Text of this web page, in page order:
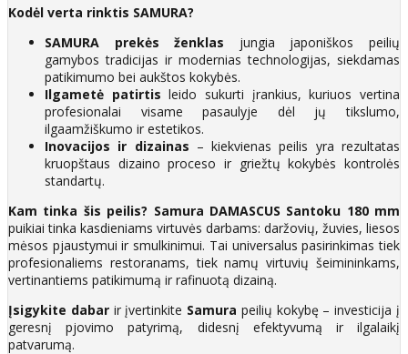
Kodėl verta rinktis SAMURA?
SAMURA prekės ženklas jungia japoniškos peilių
gamybos tradicijas ir modernias technologijas, siekdamas
patikimumo bei aukštos kokybės.
Ilgametė patirtis leido sukurti įrankius, kuriuos vertina
profesionalai visame pasaulyje dėl jų tikslumo,
ilgaamžiškumo ir estetikos.
Inovacijos ir dizainas – kiekvienas peilis yra rezultatas
kruopštaus dizaino proceso ir griežtų kokybės kontrolės
standartų.
Kam tinka šis peilis? Samura DAMASCUS Santoku 180 mm
puikiai tinka kasdieniams virtuvės darbams: daržovių, žuvies, liesos
mėsos pjaustymui ir smulkinimui. Tai universalus pasirinkimas tiek
profesionaliems restoranams, tiek namų virtuvių šeimininkams,
vertinantiems patikimumą ir rafinuotą dizainą.
Įsigykite dabarir įvertinkite Samura peilių kokybę – investicija į
geresnį pjovimo patyrimą, didesnį efektyvumą ir ilgalaikį
patvarumą.